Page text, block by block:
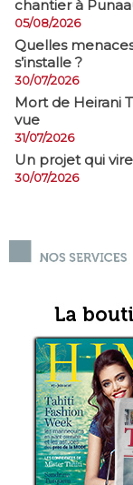
chantier à
05/08/2026
Quelles
s’installe ?
30/07/2026
Mort de Heirani
vue
31/07/2026
Un projet qui
30/07/2026